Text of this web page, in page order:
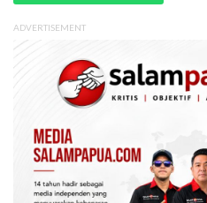
ADVERTISEMENT